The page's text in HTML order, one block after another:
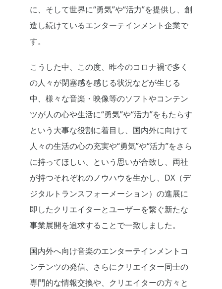
に、そして世界に“勇気”や“活力”を提供し、創
造し続けているエンターテインメント企業で
す。
こうした中、この度、昨今のコロナ禍で多く
の人々が閉塞感を感じる状況などが生じる
中、様々な音楽・映像等のソフトやコンテン
ツが人の心や生活に“勇気”や“活力”をもたらす
という大事な役割に着目し、国内外に向けて
人々の生活の心の充実や“勇気”や“活力”をさら
に持ってほしい、という思いが合致し、両社
が持つそれぞれのノウハウを生かし、DX（デ
ジタルトランスフォーメーション）の進展に
即したクリエイターとユーザーを繋ぐ新たな
事業展開を追求することで一致しました。
国内外へ向け音楽のエンターテインメントコ
ンテンツの発信、さらにクリエイター同士の
専門的な情報交換や、クリエイターの方々と